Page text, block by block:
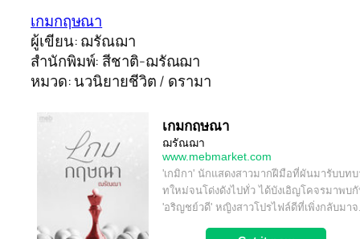
เกมกฤษณา
ผู้เขียน: ฌรัณฌา
สำนักพิมพ์: สีชาติ-ฌรัณฌา
หมวด: นวนิยายชีวิต / ดรามา